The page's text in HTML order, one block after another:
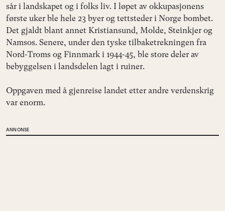
sår i landskapet og i folks liv. I løpet av okkupasjonens
første uker ble hele 23 byer og tettsteder i Norge bombet.
Det gjaldt blant annet Kristiansund, Molde, Steinkjer og
Namsos. Senere, under den tyske tilbaketrekningen fra
Nord-Troms og Finnmark i 1944-45, ble store deler av
bebyggelsen i landsdelen lagt i ruiner.
Oppgaven med å gjenreise landet etter andre verdenskrig
var enorm.
ANNONSE